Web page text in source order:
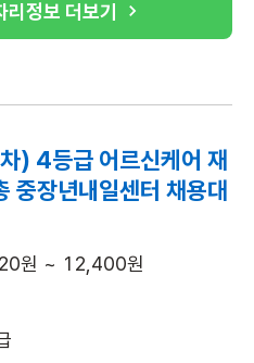
리정보 더보기
) 4등급 어르신케어 재
중장년내일센터 채용대
원 ~ 12,400원